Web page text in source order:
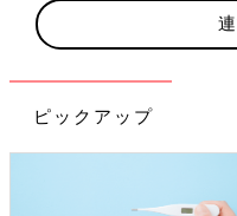
ピックアップ